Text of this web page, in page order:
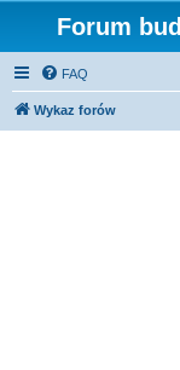
Forum
FAQ
Wykaz forów